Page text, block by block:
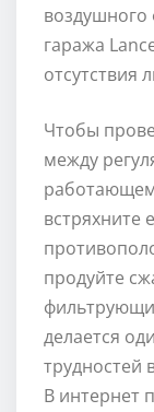
воздушного
гаража
отсутствия
Чтобы
между
работающем
встряхните
продуйте
делается
трудностей
В интернет